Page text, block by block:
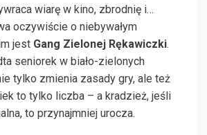
wiarę w kino, zbrodnię i…
oczywiście o niebywałym
jest Gang Zielonej Rękawiczki.
seniorek w biało-zielonych
tylko zmienia zasady gry, ale też
to tylko liczba – a kradzież, jeśli
to przynajmniej urocza.